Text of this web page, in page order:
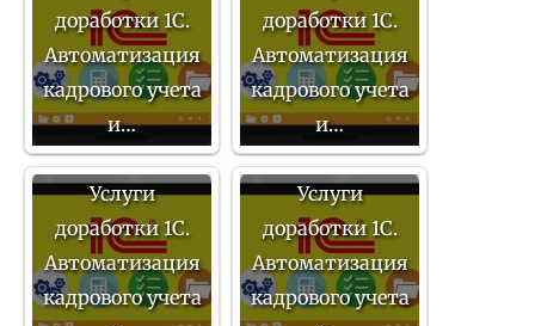
доработки 1С.
Автоматизация
кадрового учета
и…
доработки 1С.
Автоматизация
кадрового учета
и…
Услуги
доработки 1С.
Автоматизация
кадрового учета
Услуги
доработки 1С.
Автоматизация
кадрового учета